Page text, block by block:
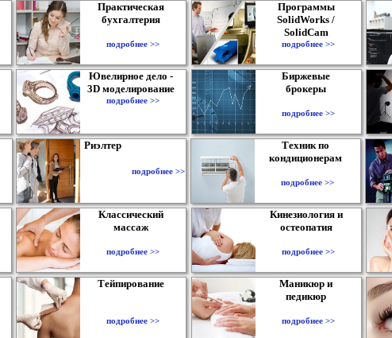
Практическая
бухгалтерия
подробнее >>
Программы
SolidWorks /
SolidCam
подробнее >>
Ювелирное дело -
3D моделирование
подробнее >>
Биржевые
брокеры
подробнее >>
Риэлтер
подробнее >>
Техник по
кондиционерам
подробнее >>
Классический
массаж
подробнее >>
Кинезиология и
остеопатия
подробнее >>
Тейпирование
подробнее >>
Маникюр и
педикюр
подробнее >>